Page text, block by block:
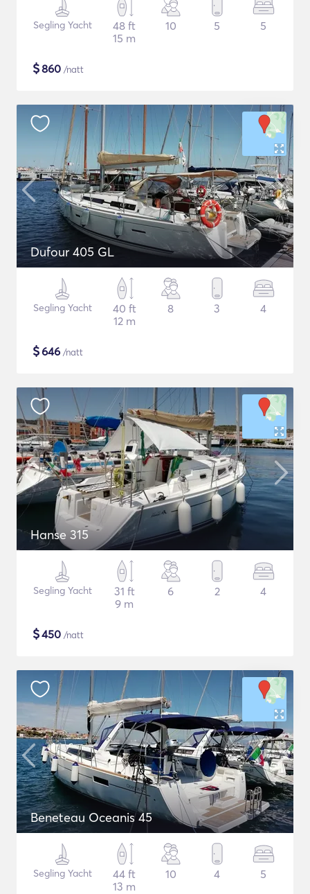
Segling Yacht
48 ft
15 m
10 5 5
$860 /natt
Dufour 405 GL
Segling Yacht
40 ft
12 m
8 3 4
$646 /natt
Hanse 315
Segling Yacht
31 ft
9 m
6 2 4
$450 /natt
Beneteau Oceanis 45
Segling Yacht
44 ft
13 m
10 4 5